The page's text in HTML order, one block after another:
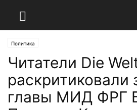
Политика
Читатели Die
раскритиковали
главы МИД ФРГ